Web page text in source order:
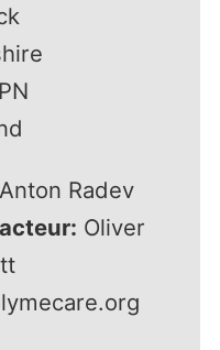
Anton Radev
Oliver